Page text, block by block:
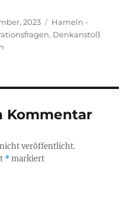
2023 Kategorien
Hameln -
, Denkanstoß
Kommentar
veröffentlicht.
*markiert